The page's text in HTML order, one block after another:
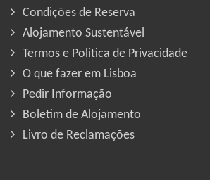
Condições de Reserva
Alojamento Sustentável
Termos e Politica de Privacidade
O que fazer em Lisboa
Pedir Informação
Boletim de Alojamento
Livro de Reclamações